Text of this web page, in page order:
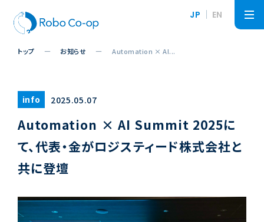
JP EN
トップ お知らせ Automation × AI...
info 2025.05.07
Automation × AI Summit 2025に
て、代表・金がロジスティード株式会社と
共に登壇